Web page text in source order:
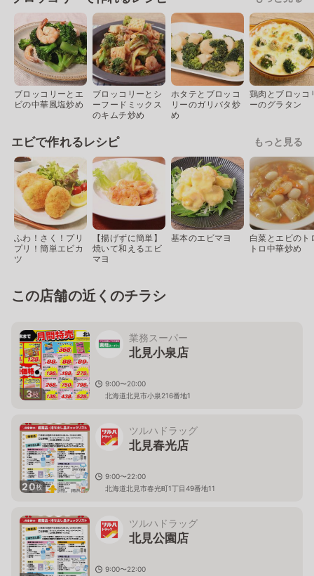
ブロッコリーとエ
ビの中華風塩炒め
ブロッコリーとシ
ーフードミックス
のキムチ炒め
ホタテとブロッコ
リーのガリバタ炒
め
鶏肉とブロッコ
ーのグラタン
エビで作れるレシピ もっと見る
ふわ！さく！プリ
プリ！簡単エビカ
ツ
【揚げずに簡単】
焼いて和えるエビ
マヨ
基本のエビマヨ
白菜とエビのト
トロ中華炒め
この店舗の近くのチラシ
3枚
業務スーパー
北見小泉店
9:00〜20:00
北海道北見市小泉216番地1
20枚
ツルハドラッグ
北見春光店
9:00〜22:00
北海道北見市春光町1丁目49番地11
ツルハドラッグ
北見公園店
9:00〜22:00